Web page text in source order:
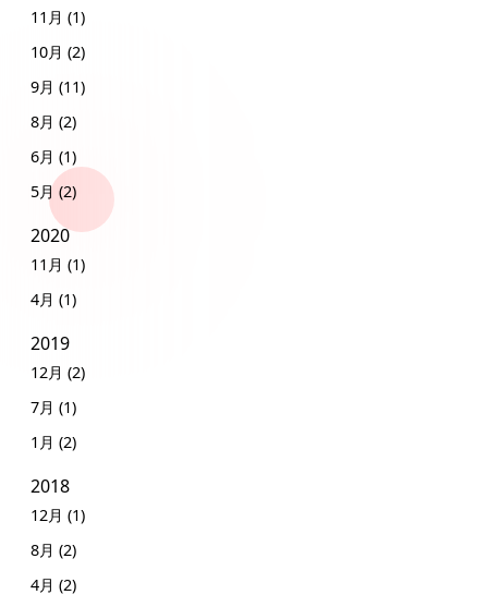
11月 (1)
10月 (2)
9月 (11)
8月 (2)
6月 (1)
5月 (2)
2020
11月 (1)
4月 (1)
2019
12月 (2)
7月 (1)
1月 (2)
2018
12月 (1)
8月 (2)
4月 (2)